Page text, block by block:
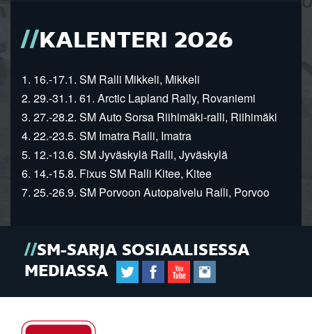
KALENTERI 2026
1. 16.-17.1. SM Ralli Mikkeli, Mikkeli
2. 29.-31.1. 61. Arctic Lapland Rally, Rovaniemi
3. 27.-28.2. SM Auto Sorsa Riihimäki-ralli, Riihimäki
4. 22.-23.5. SM Imatra Ralli, Imatra
5. 12.-13.6. SM Jyväskylä Ralli, Jyväskylä
6. 14.-15.8. Fixus SM Ralli Kitee, Kitee
7. 25.-26.9. SM Porvoon Autopalvelu Ralli, Porvoo
SM-SARJA SOSIAALISESSA
MEDIASSA